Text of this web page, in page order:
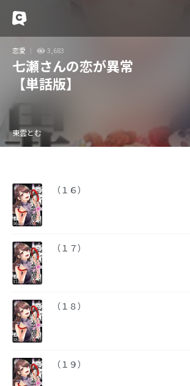
恋愛 3,683
七瀬さんの恋が異常
【単話版】
東雲とむ
（１６）
（１７）
（１８）
（１９）